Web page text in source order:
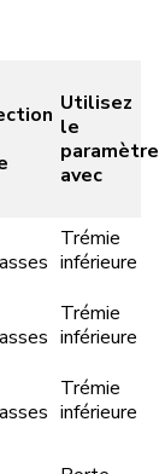
Utilisez
le
paramètre
avec
Trémie
inférieure
Trémie
inférieure
Trémie
inférieure